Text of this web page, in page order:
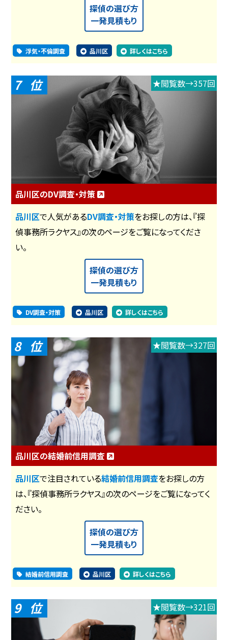
探偵の選び方
一発見積もり
浮気・不倫調査 品川区 詳しくはこちら
7 ★閲覧数→357回
品川区のDV調査・対策
品川区で人気があるDV調査・対策をお探しの方は、『探
偵事務所ラクヤス』の次のページをご覧になってくださ
い。
探偵の選び方
一発見積もり
DV調査・対策 品川区 詳しくはこちら
8 ★閲覧数→327回
品川区の結婚前信用調査
品川区で注目されている結婚前信用調査をお探しの方
は、『探偵事務所ラクヤス』の次のページをご覧になってく
ださい。
探偵の選び方
一発見積もり
結婚前信用調査 品川区 詳しくはこちら
9 ★閲覧数→321回